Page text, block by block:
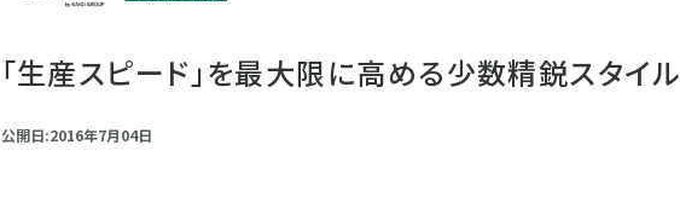
「生産スピード」を最大限に高める少数精鋭スタイル
公開日:2016年7月04日